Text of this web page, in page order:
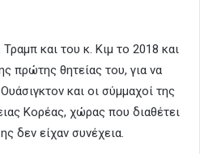
και του κ. Κιμ το 2018 και
πρώτης θητείας του, για να
και οι σύμμαχοί της
Κορέας, χώρας που διαθέτει
δεν είχαν συνέχεια.